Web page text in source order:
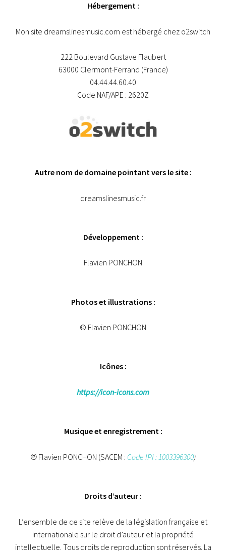
Hébergement :
Mon site dreamslinesmusic.com est hébergé chez o2switch
222 Boulevard Gustave Flaubert
63000 Clermont-Ferrand (France)
04.44.44.60.40
Code NAF/APE : 2620Z
Autre nom de domaine pointant vers le site :
dreamslinesmusic.fr
Développement :
Flavien PONCHON
Photos et illustrations :
© Flavien PONCHON
Icônes :
https://icon-icons.com
Musique et enregistrement :
℗ Flavien PONCHON (SACEM : Code IPI : 1003396300)
Droits d’auteur :
L’ensemble de ce site relève de la législation française et
internationale sur le droit d’auteur et la propriété
intellectuelle. Tous droits de reproduction sont réservés. La